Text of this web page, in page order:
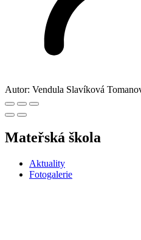
Autor: Vendula Slavíková
Mateřská škola
Aktuality
Fotogalerie